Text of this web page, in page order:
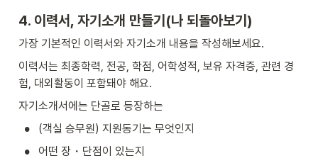
4. 이력서, 자기소개 만들기(나 되돌아보기)
가장 기본적인 이력서와 자기소개 내용을 작성해보세요.
이력서는 최종학력, 전공, 학점, 어학성적, 보유 자격증, 관련 경
험, 대외활동이 포함돼야 해요.
자기소개서에는 단골로 등장하는
• (객실 승무원) 지원동기는 무엇인지
• 어떤 장・단점이 있는지